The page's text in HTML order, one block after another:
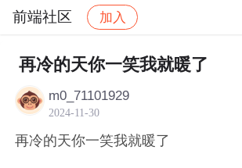
前端社区 加入
社区 前端社区 感慨 帖子详情
再冷的天你一笑我就暖了
m0_71101929
2024-11-30
再冷的天你一笑我就暖了